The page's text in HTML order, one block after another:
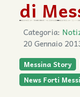
di
Categoria:
20 Gennaio
Messina Story
News Forti